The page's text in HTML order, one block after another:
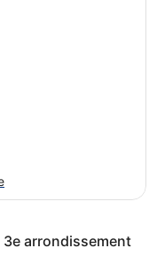
3e arrondissement